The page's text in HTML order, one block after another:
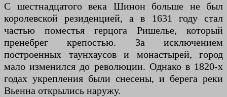
С шестнадцатого века Шинон больше не был
королевской резиденцией, а в 1631 году стал
частью поместья герцога Ришелье, который
пренебрег крепостью. За исключением
построенных таунхаусов и монастырей, город
мало изменился до революции. Однако в 1820-х
годах укрепления были снесены, и берега реки
Вьенна открылись наружу.